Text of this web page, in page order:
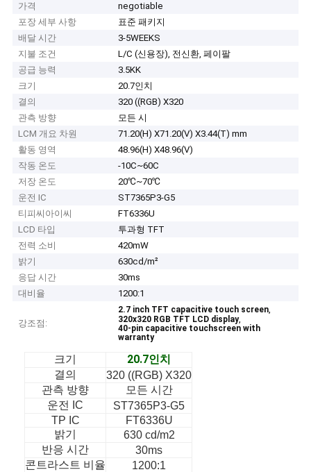
가격
negotiable
포장 세부 사항
표준 패키지
배달 시간
3-5WEEKS
지불 조건
L/C (신용장), 전신환, 페이팔
공급 능력
3.5KK
크기
20.7인치
결의
320 ((RGB) X320
관측 방향
모든 시
LCM 개요 차원
71.20(H) X71.20(V) X3.44(T) mm
활동 영역
48.96(H) X48.96(V)
작동 온도
-10C~60C
저장 온도
20℃~70℃
운전 IC
ST7365P3-G5
티피씨아이씨
FT6336U
LCD 타입
투과형 TFT
전력 소비
420mW
밝기
630cd/m²
응답 시간
30ms
대비율
1200:1
강조점:
2.7 inch TFT capacitive touch screen,
320x320 RGB TFT LCD display,
40-pin capacitive touchscreen with
warranty
크기 20.7인치
결의
320 ((RGB) X320
관측 방향
모든 시간
운전 IC
ST7365P3-G5
TP IC
FT6336U
밝기
630 cd/m2
반응 시간
30ms
콘트라스트 비율
1200:1